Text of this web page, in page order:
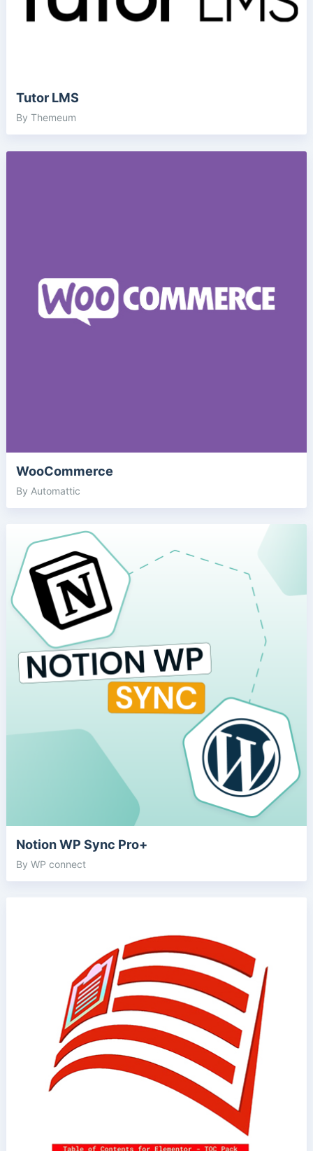
Tutor LMS
By Themeum
WooCommerce
By Automattic
Notion WP Sync Pro+
By WP connect